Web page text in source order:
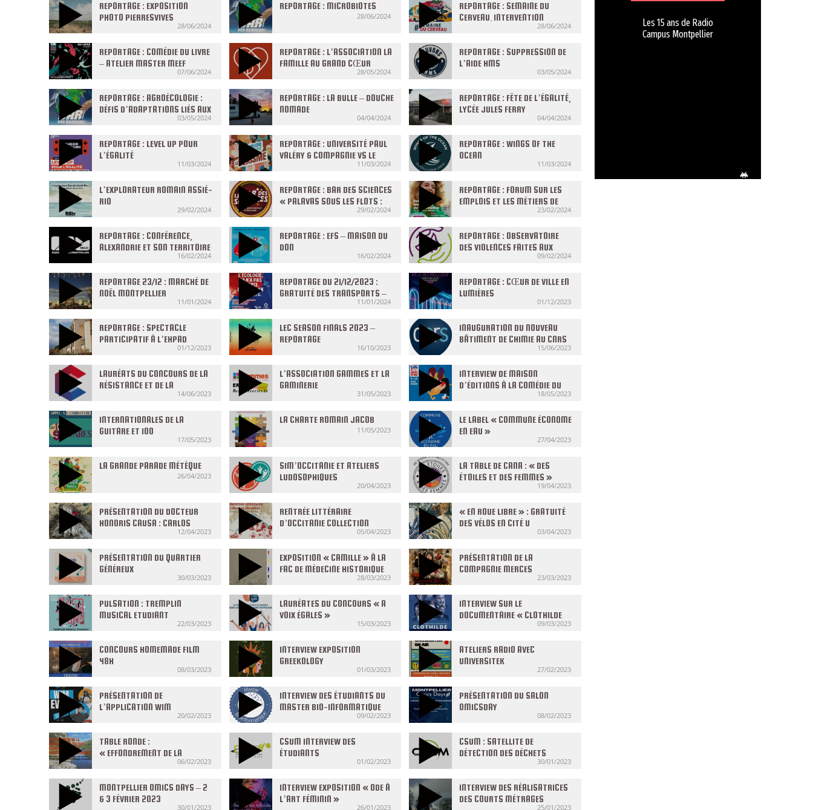
REPORTAGE : EXPOSITION
PHOTO PIERRESVIVES
28/06/2024
REPORTAGE : MICROBIOTES
28/06/2024
REPORTAGE : SEMAINE DU
CERVEAU, INTERVENTION
28/06/2024
REPORTAGE : COMÉDIE DU LIVRE
– ATELIER MASTER MEEF
07/06/2024
REPORTAGE : L’ASSOCIATION LA
FAMILLE AU GRAND CŒUR
28/05/2024
REPORTAGE : SUPPRESSION DE
L’AIDE HMS
03/05/2024
REPORTAGE : AGROÉCOLOGIE :
DÉFIS D’ADAPTATIONS LIÉS AUX
CHANGEMENTS CLIMATIQUES
03/05/2024
REPORTAGE : LA BULLE – DOUCHE
NOMADE
04/04/2024
REPORTAGE : FÊTE DE L’ÉGALITÉ,
LYCÉE JULES FERRY
04/04/2024
REPORTAGE : LEVEL UP POUR
L’ÉGALITÉ
11/03/2024
REPORTAGE : UNIVERSITÉ PAUL
VALÉRY & COMPAGNIE VS LE
11/03/2024
REPORTAGE : WINGS OF THE
OCEAN
11/03/2024
L’EXPLORATEUR ROMAIN ASSIÉ-
RIO
29/02/2024
REPORTAGE : BAR DES SCIENCES
« PALAVAS SOUS LES FLOTS :
SCIENCE-FICTION OU RÉALITÉ
29/02/2024
REPORTAGE : FORUM SUR LES
EMPLOIS ET LES MÉTIERS DE
23/02/2024
REPORTAGE : CONFÉRENCE,
ALEXANDRIE ET SON TERRITOIRE
16/02/2024
REPORTAGE : EFS – MAISON DU
DON
16/02/2024
REPORTAGE : OBSERVATOIRE
DES VIOLENCES FAITES AUX
09/02/2024
REPORTAGE 23/12 : MARCHÉ DE
NOÊL MONTPELLIER
11/01/2024
REPORTAGE DU 21/12/2023 :
GRATUITÉ DES TRANSPORTS –
11/01/2024
REPORTAGE : CŒUR DE VILLE EN
LUMIÈRES
01/12/2023
REPORTAGE : SPECTACLE
PARTICIPATIF À L’EHPAD
01/12/2023
LEC SEASON FINALS 2023 –
REPORTAGE
16/10/2023
INAUGURATION DU NOUVEAU
BÂTIMENT DE CHIMIE AU CNRS
15/06/2023
LAURÉATS DU CONCOURS DE LA
RÉSISTANCE ET DE LA
14/06/2023
L’ASSOCIATION GAMMES ET LA
GAMINERIE
31/05/2023
INTERVIEW DE MAISON
D’ÉDITIONS À LA COMÉDIE DU
18/05/2023
INTERNATIONALES DE LA
GUITARE ET 100
17/05/2023
LA CHARTE ROMAIN JACOB
11/05/2023
LE LABEL « COMMUNE ÉCONOME
EN EAU »
27/04/2023
LA GRANDE PARADE MÉTÈQUE
26/04/2023
SIM’OCCITANIE ET ATELIERS
LUDOSOPHIQUES
20/04/2023
LA TABLE DE CANA : « DES
ÉTOILES ET DES FEMMES »
19/04/2023
PRÉSENTATION DU DOCTEUR
HONORIS CAUSA : CARLOS
12/04/2023
RENTRÉE LITTÉRAIRE
D’OCCITANIE COLLECTION
05/04/2023
« EN ROUE LIBRE » : GRATUITÉ
DES VÉLOS EN CITÉ U
03/04/2023
PRÉSENTATION DU QUARTIER
GÉNÉREUX
30/03/2023
EXPOSITION « CAMILLE » À LA
FAC DE MÉDECINE HISTORIQUE
28/03/2023
PRÉSENTATION DE LA
COMPAGNIE MERCES
23/03/2023
PULSATION : TREMPLIN
MUSICAL ETUDIANT
22/03/2023
LAURÉATES DU CONCOURS « A
VOIX ÉGALES »
15/03/2023
INTERVIEW SUR LE
DOCUMENTAIRE « CLOTHILDE
09/03/2023
CONCOURS HOMEMADE FILM
48H
08/03/2023
INTERVIEW EXPOSITION
GREEKOLOGY
01/03/2023
ATELIERS RADIO AVEC
UNIVERSITEK
27/02/2023
PRÉSENTATION DE
L’APPLICATION WIM
20/02/2023
INTERVIEW DES ÉTUDIANTS DU
MASTER BIO-INFORMATIQUE
09/02/2023
PRÉSENTATION DU SALON
OMICSDAY
08/02/2023
TABLE RONDE :
« EFFONDREMENT DE LA
BIODIVERSITÉ ET SYSTÈME
PERSPECTIVES POUR L’AVENIR
? »
06/02/2023
CSUM INTERVIEW DES
ÉTUDIANTS
01/02/2023
CSUM : SATELLITE DE
DÉTECTION DES DÉCHETS
30/01/2023
MONTPELLIER OMICS DAYS – 2
& 3 FÉVRIER 2023
30/01/2023
INTERVIEW EXPOSITION « ODE À
L’ART FÉMININ »
26/01/2023
INTERVIEW DES RÉALISATRICES
DES COURTS MÉTRAGES
25/01/2023
Les 15 ans de Radio
Campus Montpellier